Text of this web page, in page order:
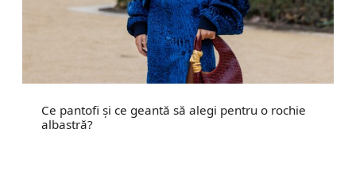
Ce pantofi și ce geantă să alegi pentru o rochie
albastră?